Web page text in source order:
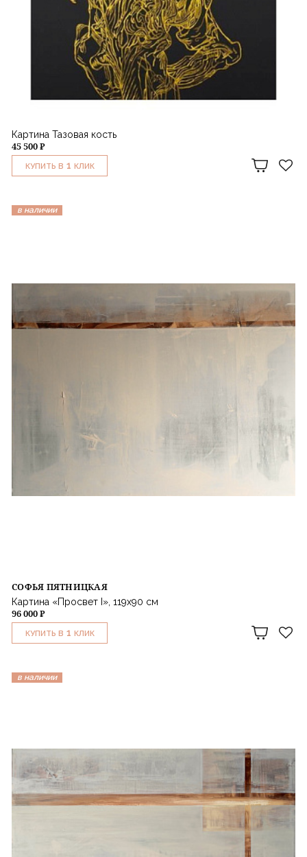
Картина Тазовая кость
45 500 ₽
КУПИТЬ В 1 КЛИК
в наличии
СОФЬЯ ПЯТНИЦКАЯ
Картина «Просвет I», 119х90 см
96 000 ₽
КУПИТЬ В 1 КЛИК
в наличии